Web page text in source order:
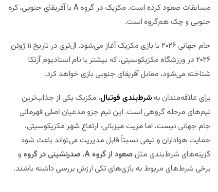
مسابقات صعود کرده است. مکزیک در گروه A با آفریقای جنوبی، کره
جنوبی و چک هم‌گروه است.
جام جهانی ۲۰۲۶ با بازی مکزیک آغاز می‌شود. ال‌تری در تاریخ ۱۱ ژوئن
۲۰۲۶ در ورزشگاه مکزیکوسیتی، که بیشتر با نام استادیوم آزتکا
شناخته می‌شود، مقابل آفریقای جنوبی بازی خواهد کرد.
برای علاقه‌مندان بهشرط‌بندی فوتبال، مکزیک یکی از جذاب‌ترین
تیم‌های مرحله گروهی است. این تیم جزو مدعیان اصلی قهرمانی
جام جهانی نیست، اما مزیت میزبانی، ارتفاع شهر مکزیکوسیتی،
حمایت هواداران و تیمی نسبتاً قابل مدیریت می‌تواند باعث شود
گزینه‌های شرط‌بندی مثل صعود از گروه A ، صدرنشینی در گروه و
برخی شرط‌های مربوط به بازی‌های تکی ارزش بررسی داشته باشند.